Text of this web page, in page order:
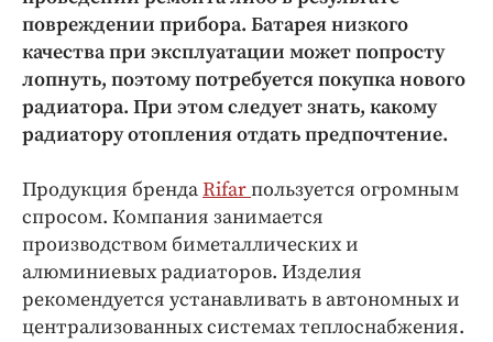
Экономика и бизнес
ПРОЕКТЫ
Блоги
Издания
Медиаперсона
Интересное чтиво
Клиника года
Бренд года
Работодатель года
повреждении прибора. Батарея низкого
качества при эксплуатации может попросту
лопнуть, поэтому потребуется покупка нового
радиатора. При этом следует знать, какому
радиатору отопления отдать предпочтение.
Продукция брендаRifarпользуется огромным
спросом. Компания занимается
производством биметаллических и
алюминиевых радиаторов. Изделия
рекомендуется устанавливать в автономных и
централизованных системах теплоснабжения.